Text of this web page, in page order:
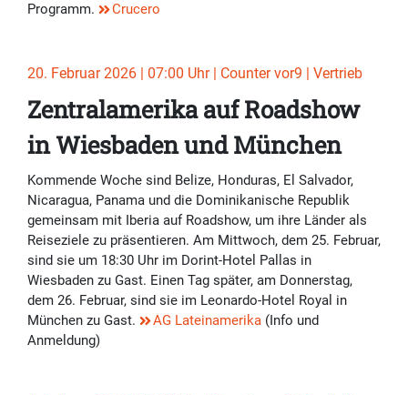
Programm.
Crucero
20. Februar 2026 | 07:00 Uhr | Counter vor9 | Vertrieb
Zentralamerika auf Roadshow
in Wiesbaden und München
Kommende Woche sind Belize, Honduras, El Salvador,
Nicaragua, Panama und die Dominikanische Republik
gemeinsam mit Iberia auf Roadshow, um ihre Länder als
Reiseziele zu präsentieren. Am Mittwoch, dem 25. Februar,
sind sie um 18:30 Uhr im Dorint-Hotel Pallas in
Wiesbaden zu Gast. Einen Tag später, am Donnerstag,
dem 26. Februar, sind sie im Leonardo-Hotel Royal in
München zu Gast.
AG Lateinamerika (Info und
Anmeldung)